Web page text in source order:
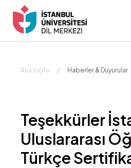
Ana sayfa / Haberler & Duyurular
Teşekkürler
Uluslararası
Türkçe